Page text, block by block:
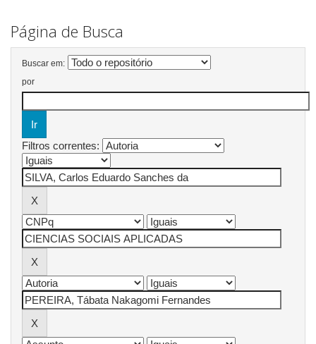
Página de Busca
Buscar em:
por
Filtros correntes: